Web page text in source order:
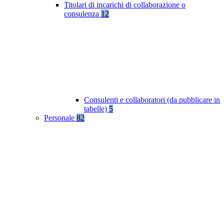
Titolari di incarichi di collaborazione o
consulenza 12
Consulenti e collaboratori (da pubblicare in
tabelle) 5
Personale 82